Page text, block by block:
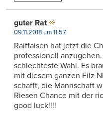
guter Rat
09.11.2018 um 11:57
Raiffaisen hat jetzt die
professionell
schlechteste Wahl. Es
mit diesem ganzen Filz
schafft, die Mannschaft
Riesen Chance mit der
good luck!!!!